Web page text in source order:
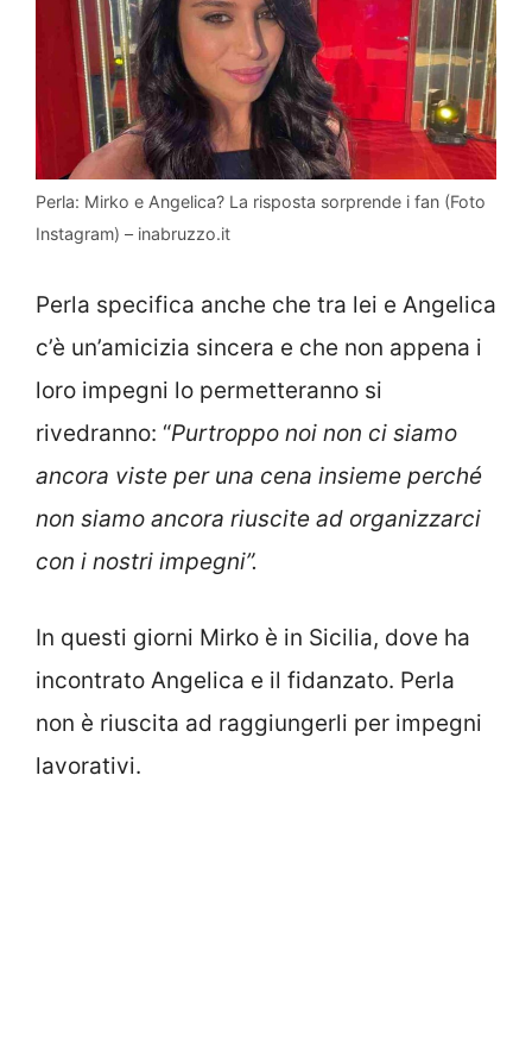
Perla: Mirko e Angelica? La risposta sorprende i fan (Foto
Instagram) – inabruzzo.it
Perla specifica anche che tra lei e Angelica
c’è un’amicizia sincera e che non appena i
loro impegni lo permetteranno si
rivedranno: “Purtroppo noi non ci siamo
ancora viste per una cena insieme perché
non siamo ancora riuscite ad organizzarci
con i nostri impegni”.
In questi giorni Mirko è in Sicilia, dove ha
incontrato Angelica e il fidanzato. Perla
non è riuscita ad raggiungerli per impegni
lavorativi.